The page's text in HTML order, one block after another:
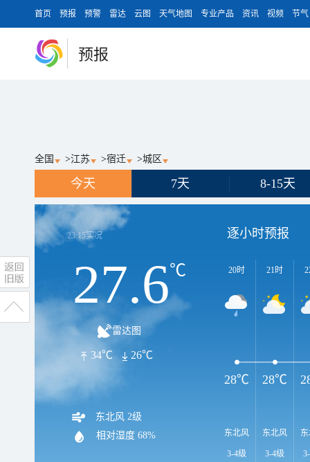
首页 预报 预警 雷达 云图 天气地图 专业产品 资讯 视频 节气
预报
全国 >江苏 >宿迁 >城区
今天 7天 8-15天
23:15实况
27.6℃
雷达图
34℃ 26℃
东北风 2级
相对湿度 68%
逐小时预报
20时
东北风
3-4级
21时
东北风
3-4级
28℃ 28℃